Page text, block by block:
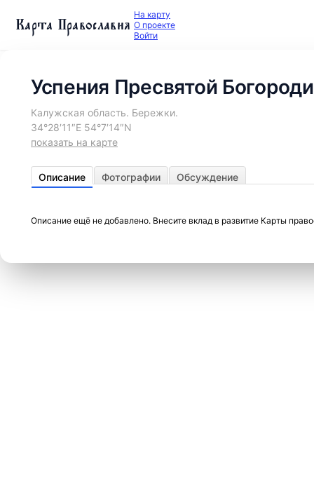
Карта Православия На карту
О проекте
Войти
Успения Пресвятой
Калужская область. Бережки.
34°28′11″E 54°7′14″N
показать на карте
Описание Фотографии Обсуждение
Описание ещё не добавлено. Внесите вклад в развитие Карты